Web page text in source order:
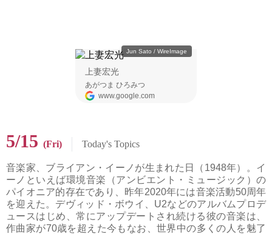
5/15 (Fri) Today's Topics
音楽家、ブライアン・イーノが生まれた日（1948年）。イ
ーノといえば環境音楽（アンビエント・ミュージック）の
パイオニア的存在であり、昨年2020年には音楽活動50周年
を迎えた。デヴィッド・ボウイ、U2などのアルバムプロデ
ュースはじめ、常にアップデートされ続ける彼の音楽は、
作曲家が70歳を超えた今もなお、世界中の多くの人を魅了